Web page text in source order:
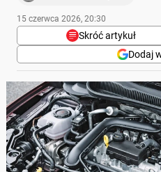
15 czerwca 2026, 20:30
Skróć artykuł
Dodaj
Poniżej streszczenie artykułu:
Skrót przygotowany przez Onet Czat z AI,
Książka serwisowa
lecz rzeczywistość
technicznych.
Wymiana oleju
km, aby zapobiec